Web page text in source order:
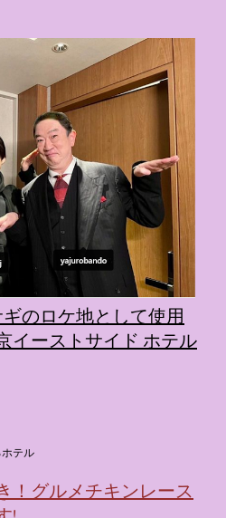
のロケ地として使用
イーストサイド ホテル
テル
！グルメチキンレース